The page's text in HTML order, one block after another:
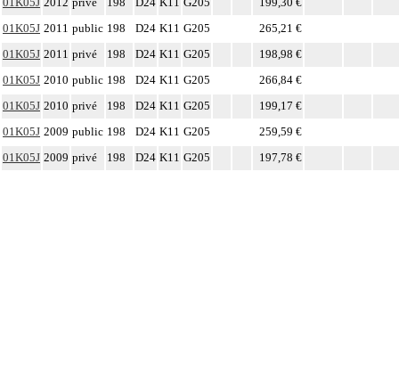
01K05J 2011 public 198 D24 K11 G205
265,21 €
01K05J 2011 privé 198 D24 K11 G205
198,98 €
01K05J 2010 public 198 D24 K11 G205
266,84 €
01K05J 2010 privé 198 D24 K11 G205
199,17 €
01K05J 2009 public 198 D24 K11 G205
259,59 €
01K05J 2009 privé 198 D24 K11 G205 197,78 €